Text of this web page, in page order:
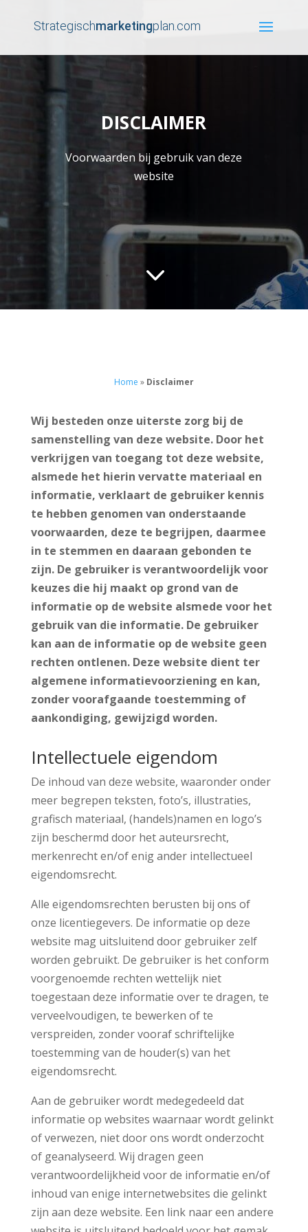
Strategischmarketingplan.com
DISCLAIMER
Voorwaarden bij gebruik van deze
website
3
Home » Disclaimer
Wij besteden onze uiterste zorg bij de
samenstelling van deze website. Door het
verkrijgen van toegang tot deze website,
alsmede het hierin vervatte materiaal en
informatie, verklaart de gebruiker kennis
te hebben genomen van onderstaande
voorwaarden, deze te begrijpen, daarmee
in te stemmen en daaraan gebonden te
zijn. De gebruiker is verantwoordelijk voor
keuzes die hij maakt op grond van de
informatie op de website alsmede voor het
gebruik van die informatie. De gebruiker
kan aan de informatie op de website geen
rechten ontlenen. Deze website dient ter
algemene informatievoorziening en kan,
zonder voorafgaande toestemming of
aankondiging, gewijzigd worden.
Intellectuele eigendom
De inhoud van deze website, waaronder onder
meer begrepen teksten, foto’s, illustraties,
grafisch materiaal, (handels)namen en logo’s
zijn beschermd door het auteursrecht,
merkenrecht en/of enig ander intellectueel
eigendomsrecht.
Alle eigendomsrechten berusten bij ons of
onze licentiegevers. De informatie op deze
website mag uitsluitend door gebruiker zelf
worden gebruikt. De gebruiker is het conform
voorgenoemde rechten wettelijk niet
toegestaan deze informatie over te dragen, te
verveelvoudigen, te bewerken of te
verspreiden, zonder vooraf schriftelijke
toestemming van de houder(s) van het
eigendomsrecht.
Aan de gebruiker wordt medegedeeld dat
informatie op websites waarnaar wordt gelinkt
of verwezen, niet door ons wordt onderzocht
of geanalyseerd. Wij dragen geen
verantwoordelijkheid voor de informatie en/of
inhoud van enige internetwebsites die gelinkt
zijn aan deze website. Een link naar een andere